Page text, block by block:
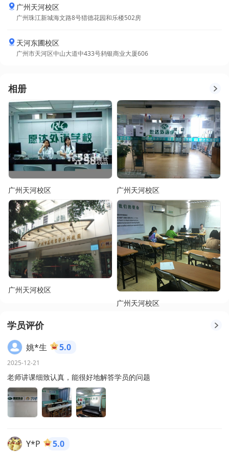
广州天河校区
广州珠江新城海文路8号猎德花园和乐楼502房
天河东圃校区
广州市天河区中山大道中433号鸫银商业大厦606
相册
广州天河校区 广州天河校区
广州天河校区
广州天河校区
学员评价
姚*生 5.0
2025-12-21
老师讲课细致认真，能很好地解答学员的问题
Y*P 5.0